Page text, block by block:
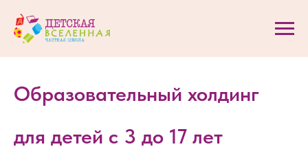
Образовательный холдинг
для детей с 3 до 17 лет